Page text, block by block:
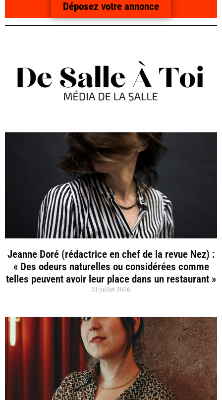
Déposez votre annonce
Jeanne Doré (rédactrice en chef de la revue Nez) :
« Des odeurs naturelles ou considérées comme
telles peuvent avoir leur place dans un restaurant »
21 juillet 2026